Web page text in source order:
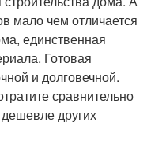
мало чем отличается
единственная
Готовая
и долговечной.
сравнительно
других